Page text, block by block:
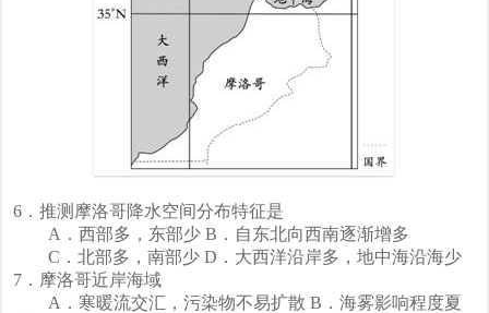
6．推测摩洛哥降水空间分布特征是
A．西部多，东部少 B．自东北向西南逐渐增多
C．北部多，南部少 D．大西洋沿岸多，地中海沿海少
7．摩洛哥近岸海域
A．寒暖流交汇，污染物不易扩散 B．海雾影响程度夏